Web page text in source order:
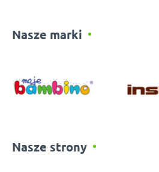
Nasze marki
Nasze strony